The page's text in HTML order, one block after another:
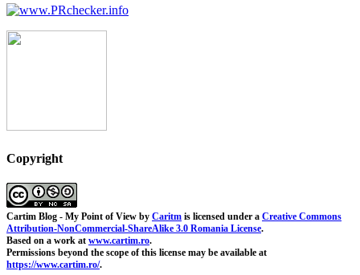
Copyright
Cartim Blog - My Point of View by Caritm is licensed under a Creative Commons
Attribution-NonCommercial-ShareAlike 3.0 Romania License.
Based on a work at www.cartim.ro.
Permissions beyond the scope of this license may be available at
https://www.cartim.ro/.